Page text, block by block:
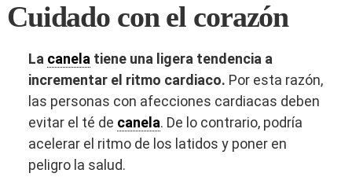
Cuidado con el corazón
La canela tiene una ligera tendencia a
incrementar el ritmo cardiaco. Por esta razón,
las personas con afecciones cardiacas deben
evitar el té de canela. De lo contrario, podría
acelerar el ritmo de los latidos y poner en
peligro la salud.